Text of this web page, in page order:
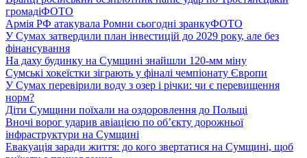
громадіФОТО
Армія РФ атакувала Ромни сьогодні зранкуФОТО
У Сумах затвердили план інвестицій до 2029 року, але без
фінансування
На даху будинку на Сумщині знайшли 120-мм міну
Сумські хокеїстки зіграють у фіналі чемпіонату Європи
У Сумах перевірили воду з озер і річки: чи є перевищення
норм?
Діти Сумщини поїхали на оздоровлення до Польщі
Вночі ворог ударив авіацією по обʼєкту дорожньої
інфраструктури на Сумщині
Евакуація заради життя: до кого звертатися на Сумщині, щоб